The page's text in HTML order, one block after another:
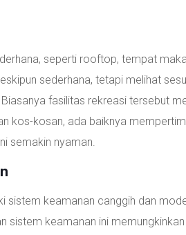
seperti rooftop, tempat
sederhana, tetapi melihat
fasilitas rekreasi tersebut
kos-kosan, ada baiknya
semakin nyaman.
sistem keamanan canggih dan
keamanan ini